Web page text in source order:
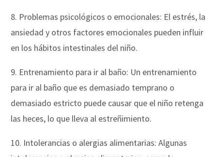
8. Problemas psicológicos o emocionales: El estrés, la
ansiedad y otros factores emocionales pueden influir
en los hábitos intestinales del niño.
9. Entrenamiento para ir al baño: Un entrenamiento
para ir al baño que es demasiado temprano o
demasiado estricto puede causar que el niño retenga
las heces, lo que lleva al estreñimiento.
10. Intolerancias o alergias alimentarias: Algunas